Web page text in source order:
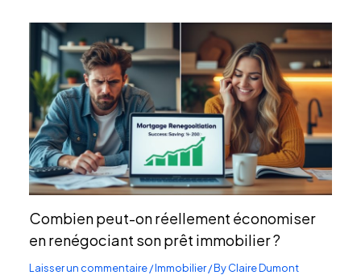
Combien peut-on réellement économiser
en renégociant son prêt immobilier ?
Laisser un commentaire/Immobilier/ ByClaire Dumont